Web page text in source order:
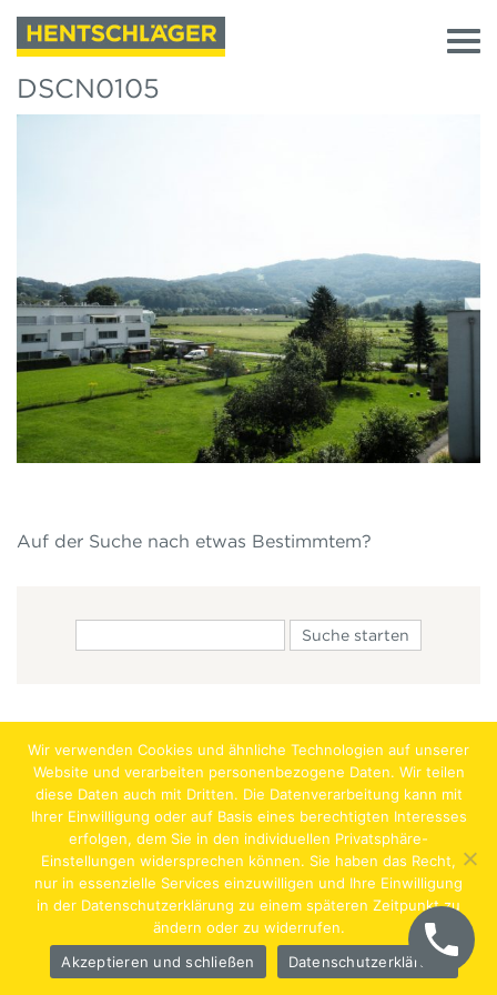
DSCN0105
Auf der Suche nach etwas Bestimmtem?
Jobs Lehrstellen Impressum AGB Datenschutz
Hentschläger Bau GmbH – A-4222 Langenstein,
Wir verwenden Cookies und ähnliche Technologien auf unserer
Website und verarbeiten personenbezogene Daten. Wir teilen
diese Daten auch mit Dritten. Die Datenverarbeitung kann mit
Ihrer Einwilligung oder auf Basis eines berechtigten Interesses
erfolgen, dem Sie in den individuellen Privatsphäre-
Einstellungen widersprechen können. Sie haben das Recht,
nur in essenzielle Services einzuwilligen und Ihre Einwilligung
in der Datenschutzerklärung zu einem späteren Zeitpunkt zu
ändern oder zu widerrufen.
Akzeptieren und schließen
Datenschutzerklärung